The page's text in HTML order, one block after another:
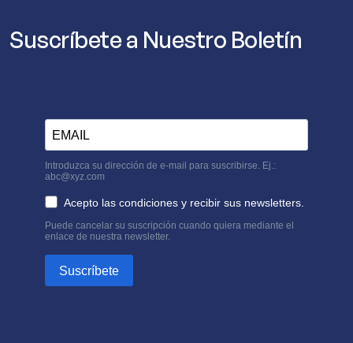
Suscríbete a Nuestro Boletín